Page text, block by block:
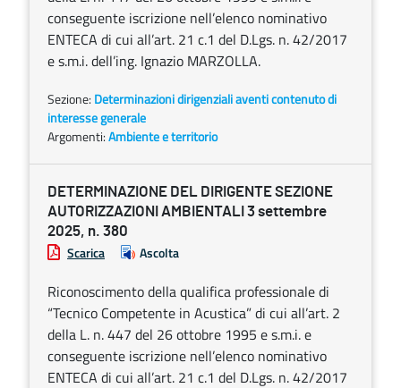
conseguente iscrizione nell’elenco nominativo
ENTECA di cui all’art. 21 c.1 del D.Lgs. n. 42/2017
e s.m.i. dell’ing. Ignazio MARZOLLA.
Sezione: Determinazioni dirigenziali aventi contenuto di
interesse generale
Argomenti:Ambiente e territorio
DETERMINAZIONE DEL DIRIGENTE SEZIONE
AUTORIZZAZIONI AMBIENTALI 3 settembre
2025, n. 380
Scarica Ascolta
Riconoscimento della qualifica professionale di
“Tecnico Competente in Acustica” di cui all’art. 2
della L. n. 447 del 26 ottobre 1995 e s.m.i. e
conseguente iscrizione nell’elenco nominativo
ENTECA di cui all’art. 21 c.1 del D.Lgs. n. 42/2017